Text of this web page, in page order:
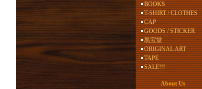
BOOKS
T-SHIRT / CLOTHES
CAP
GOODS / STICKER
黒宝堂
ORIGINAL ART
TAPE
SALE!!!
About Us